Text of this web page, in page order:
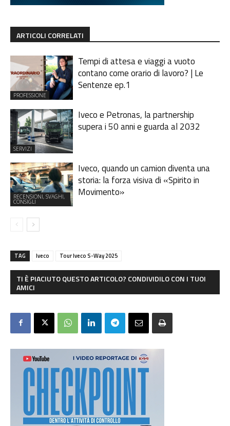
ARTICOLI CORRELATI
PROFESSIONE
Tempi di attesa e viaggi a vuoto
contano come orario di lavoro? | Le
Sentenze ep.1
SERVIZI
Iveco e Petronas, la partnership
supera i 50 anni e guarda al 2032
RECENSIONI, SVAGHI,
CONSIGLI
Iveco, quando un camion diventa una
storia: la forza visiva di «Spirito in
Movimento»
TAG Iveco Tour Iveco S-Way 2025
TI È PIACIUTO QUESTO ARTICOLO? CONDIVIDILO CON I TUOI
AMICI